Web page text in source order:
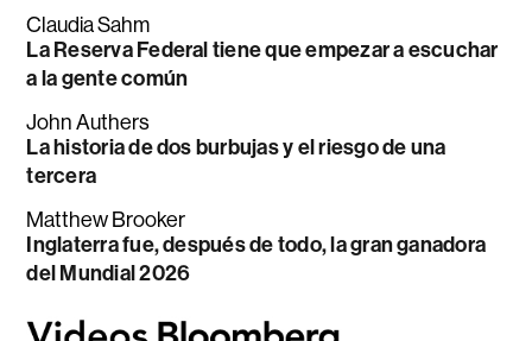
Claudia Sahm
La Reserva Federal tiene que empezar a escuchar
a la gente común
John Authers
La historia de dos burbujas y el riesgo de una
tercera
Matthew Brooker
Inglaterra fue, después de todo, la gran ganadora
del Mundial 2026